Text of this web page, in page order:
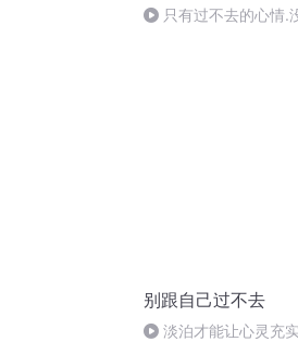
只有过不去的心情.
别跟自己过不去
淡泊才能让心灵充